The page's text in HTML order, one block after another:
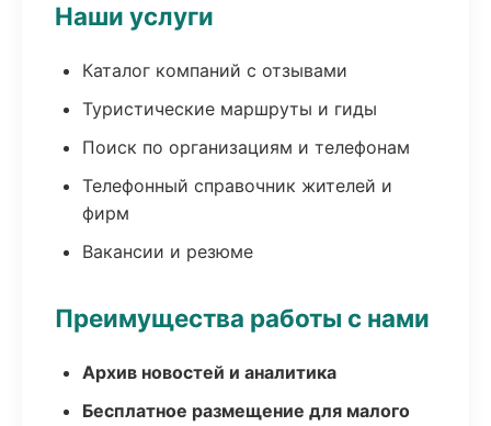
Наши услуги
Каталог компаний с отзывами
Туристические маршруты и гиды
Поиск по организациям и телефонам
Телефонный справочник жителей и
фирм
Вакансии и резюме
Преимущества работы с нами
Архив новостей и аналитика
Бесплатное размещение для малого